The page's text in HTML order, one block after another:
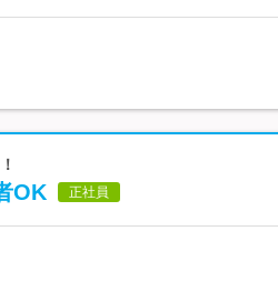
OK 正社員